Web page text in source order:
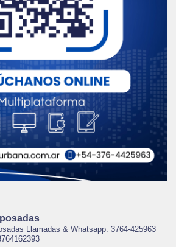
Llamadas & Whatsapp: 3764-425963